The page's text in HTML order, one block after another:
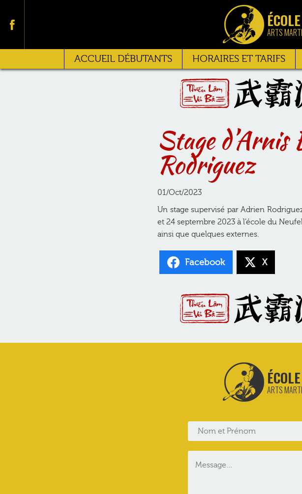
ARTS
ACCUEIL DÉBUTANTS HORAIRES ET TARIFS
Stage
Rodriguez
01/Oct/2023
Un stage supervisé par Adrien
et 24 septembre 2023 à l’école du
ainsi que quelques externes.
Facebook X
ARTS